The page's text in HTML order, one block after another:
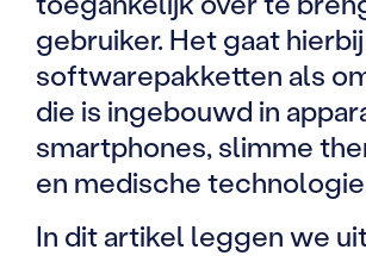
gebruiker. Het gaat
softwarepakketten als
die is ingebouwd in
smartphones, slimme
en medische
In dit artikel leggen we